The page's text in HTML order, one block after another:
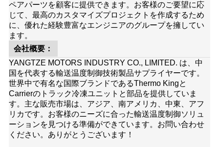
ペアパーツを顧客に提供できます。 お客様のご要望に応
じて、最高のカスタマイズプロジェクトを作成するため
に、優れた経験豊富なエンジニアのグループを擁してい
ます。
会社概要：
YANGTZE MOTORS INDUSTRY CO., LIMITED. は、中
国を代表する輸送温度制御技術製品サプライヤーです。
世界中で有名な国際ブランドであるThermo Kingと
Carrierのトラック冷凍ユニットと部品を提供していま
す。主な販売市場は、アジア、南アメリカ、中東、アフ
リカです。お客様のニーズに合った輸送温度制御ソリュ
ーションを見つける準備ができています。お問い合わせ
ください。ありがとうございます！